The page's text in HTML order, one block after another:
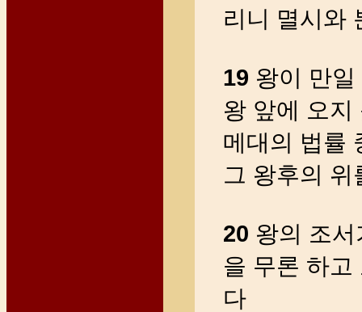
리니 멸시와
19 왕이 만
왕 앞에 오지
메대의 법률
그 왕후의 위
20 왕의 조
을 무론 하고
다